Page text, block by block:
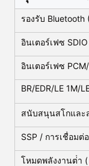
รองรับ
อินเตอร์เฟซ
อินเตอร์เฟซ
BR/EDR/LE 1M/
สนับสนุนสโกและ
SSP / การเชื่อมต่
โหมดพลังงานต่ํา